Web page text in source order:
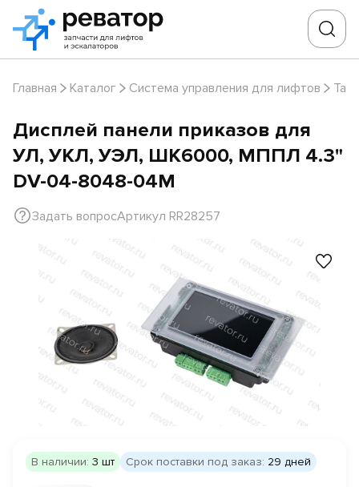
Главная Каталог Система управления для лифтов
Дисплей панели приказов для
УЛ, УКЛ, УЭЛ, ШК6000, МППЛ 4.3"
DV-04-8048-04М
Задать вопросАртикул RR28257
В наличии: 3 шт Срок поставки под заказ: 29 дней